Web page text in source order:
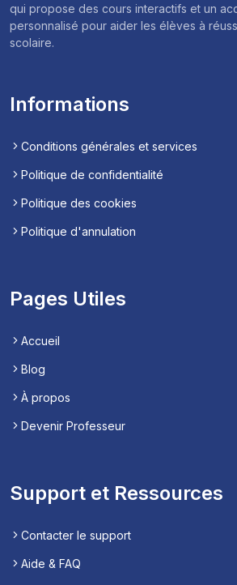
qui propose des cours interactifs et un
personnalisé pour aider les élèves à
scolaire.
Informations
Conditions générales et services
Politique de confidentialité
Politique des cookies
Politique d'annulation
Pages Utiles
Accueil
Blog
À propos
Devenir Professeur
Support et Ressources
Contacter le support
Aide & FAQ